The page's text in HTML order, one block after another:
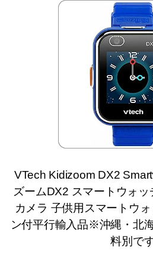
VTech Kidizoom DX2
ズームDX2 スマートウォ
カメラ 子供用スマートウ
ン付平行輸入品※沖縄・北
料別で